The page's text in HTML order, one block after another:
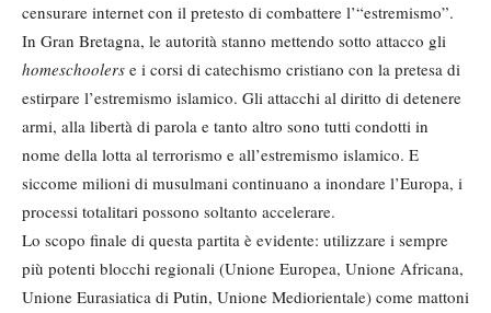
censurare internet con il pretesto di combattere l’“estremismo”.
In Gran Bretagna, le autorità stanno mettendo sotto attacco gli
homeschoolers e i corsi di catechismo cristiano con la pretesa di
estirpare l’estremismo islamico. Gli attacchi al diritto di detenere
armi, alla libertà di parola e tanto altro sono tutti condotti in
nome della lotta al terrorismo e all’estremismo islamico. E
siccome milioni di musulmani continuano a inondare l’Europa, i
processi totalitari possono soltanto accelerare.
Lo scopo finale di questa partita è evidente: utilizzare i sempre
più potenti blocchi regionali (Unione Europea, Unione Africana,
Unione Eurasiatica di Putin, Unione Mediorientale) come mattoni